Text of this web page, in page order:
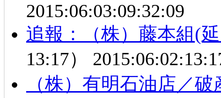
2015:06:03:09:32:09
追報：（株）藤本組(
13:17）
（株）有明石油店／